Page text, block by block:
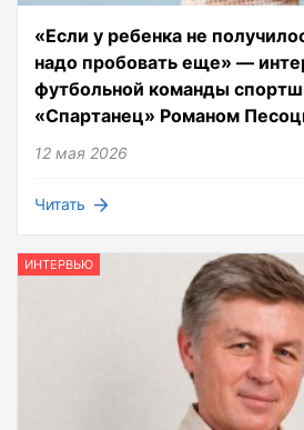
«Если у ребенка не
надо пробовать еще» —
футбольной команды
«Спартанец» Романом
12 мая 2026
Читать
ИНТЕРВЬЮ